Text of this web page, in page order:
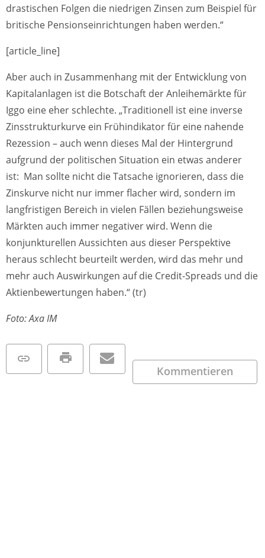
drastischen Folgen die niedrigen Zinsen zum Beispiel für
britische Pensionseinrichtungen haben werden.“
[article_line]
Aber auch in Zusammenhang mit der Entwicklung von
Kapitalanlagen ist die Botschaft der Anleihemärkte für
Iggo eine eher schlechte. „Traditionell ist eine inverse
Zinsstrukturkurve ein Frühindikator für eine nahende
Rezession – auch wenn dieses Mal der Hintergrund
aufgrund der politischen Situation ein etwas anderer
ist: Man sollte nicht die Tatsache ignorieren, dass die
Zinskurve nicht nur immer flacher wird, sondern im
langfristigen Bereich in vielen Fällen beziehungsweise
Märkten auch immer negativer wird. Wenn die
konjunkturellen Aussichten aus dieser Perspektive
heraus schlecht beurteilt werden, wird das mehr und
mehr auch Auswirkungen auf die Credit-Spreads und die
Aktienbewertungen haben.“ (tr)
Foto: Axa IM
Kommentieren